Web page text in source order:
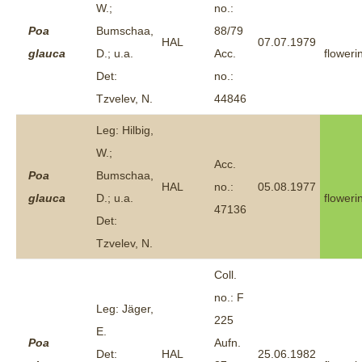
Poa
glauca
W.;
Bumschaa,
D.; u.a.
Det:
Tzvelev, N.
HAL
no.:
88/79
Acc.
no.:
44846
07.07.1979
Poa
glauca
Leg: Hilbig,
W.;
Bumschaa,
D.; u.a.
Det:
Tzvelev, N.
HAL
Acc.
no.:
47136
05.08.1977
Poa
Leg: Jäger,
E.
Det:
HAL
Coll.
no.: F
225
Aufn.
25.06.1982